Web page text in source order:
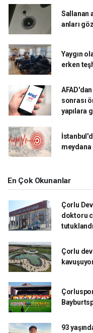
Sallanan
anları
Yaygın
erken
sonrası
yapılara
meydana
En Çok Okunanlar
Çorlu
doktoru
tutuklandı
Çorlu
93